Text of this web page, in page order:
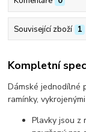
Související zboží 1
Kompletní
Dámské jednodílné
ramínky,
Plavky jsou z